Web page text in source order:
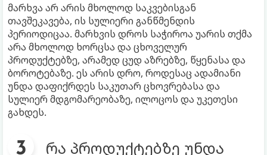
მარხვა არ არის მხოლოდ საკვებისგან
თავშეკავება, ის სულიერი განწმენდის
პერიოდიცაა. მარხვის დროს საჭიროა უარის თქმა
არა მხოლოდ ხორცსა და ცხოველურ
პროდუქტებზე, არამედ ცუდ აზრებზე, წყენასა და
ბოროტებაზე. ეს არის დრო, როდესაც ადამიანი
უნდა დაფიქრდეს საკუთარ ცხოვრებასა და
სულიერ მდგომარეობაზე, ილოცოს და უკეთესი
გახდეს.
რა პროდუქტებზე უნდა